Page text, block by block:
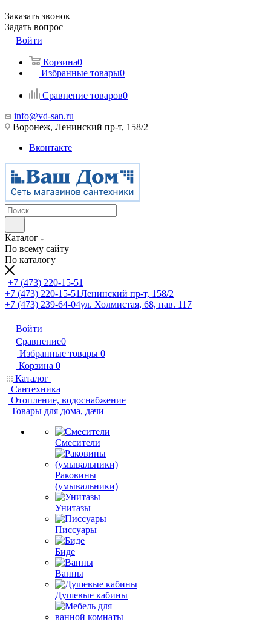
Заказать звонок
Задать вопрос
Войти
Корзина0
Избранные товары0
Сравнение товаров0
info@vd-san.ru
Воронеж, Ленинский пр-т, 158/2
Вконтакте
Каталог
По всему сайту
По каталогу
+7 (473) 220-15-51
+7 (473) 220-15-51Ленинский пр-т, 158/2
+7 (473) 239-64-04ул. Холмистая, 68, пав. 117
Войти
Сравнение0
Избранные товары 0
Корзина 0
Каталог
Сантехника
Отопление, водоснабжение
Товары для дома, дачи
Смесители
Раковины
(умывальники)
Унитазы
Писсуары
Биде
Ванны
Душевые кабины